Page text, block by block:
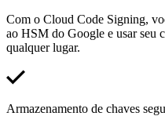
Com o Cloud Code Signing,
ao HSM do Google e usar seu
qualquer lugar.
Armazenamento de chaves